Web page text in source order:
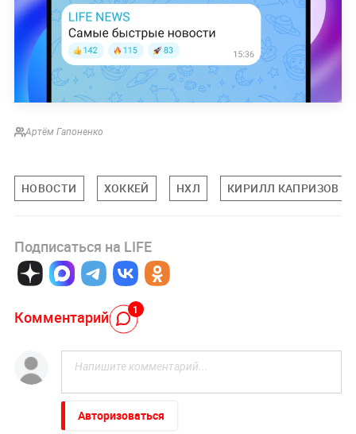
Артём Гапоненко
НОВОСТИ ХОККЕЙ НХЛ КИРИЛЛ КАПРИЗОВ
Подписаться на LIFE
Комментарий 1
Авторизоваться